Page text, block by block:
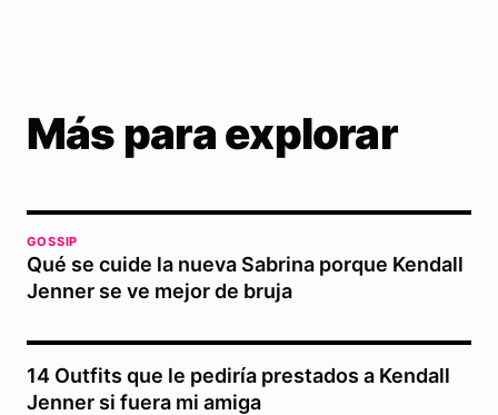
Más para explorar
GOSSIP
Qué se cuide la nueva Sabrina porque Kendall
Jenner se ve mejor de bruja
14 Outfits que le pediría prestados a Kendall
Jenner si fuera mi amiga